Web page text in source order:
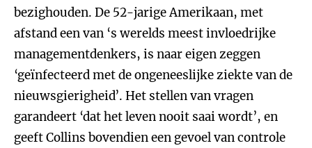
bezighouden. De 52-jarige Amerikaan, met
afstand een van ‘s werelds meest invloedrijke
managementdenkers, is naar eigen zeggen
‘geïnfecteerd met de ongeneeslijke ziekte van de
nieuwsgierigheid’. Het stellen van vragen
garandeert ‘dat het leven nooit saai wordt’, en
geeft Collins bovendien een gevoel van controle